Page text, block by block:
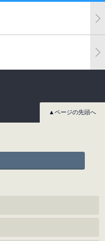
▲ページの先頭へ